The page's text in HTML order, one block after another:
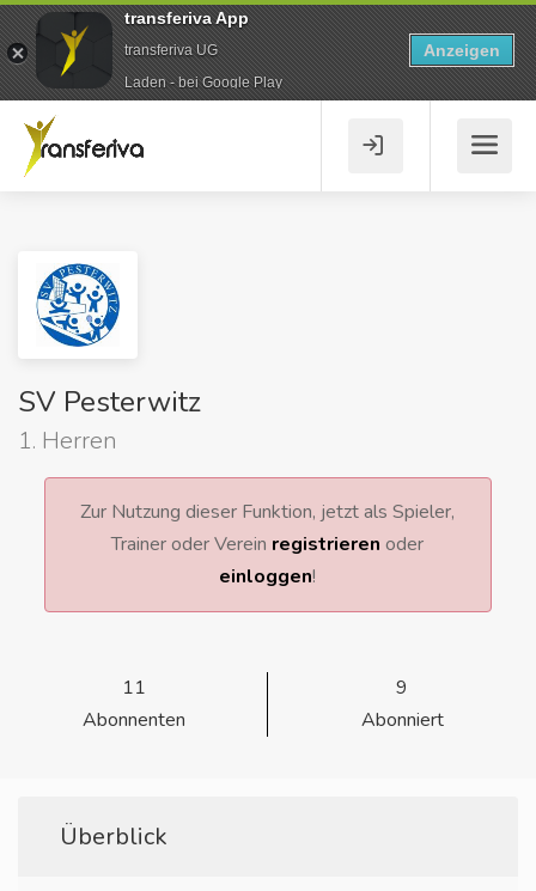
SV Pesterwitz
1. Herren
Zur Nutzung dieser Funktion, jetzt als Spieler,
Trainer oder Verein registrieren oder
einloggen!
11
Abonnenten
9
Abonniert
Überblick
transferiva App
transferiva UG
Laden - bei Google Play
Anzeigen